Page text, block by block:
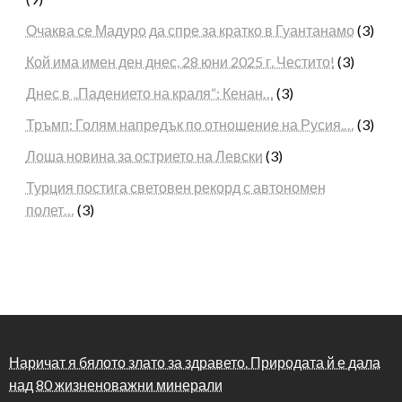
Очаква се Мадуро да спре за кратко в Гуантанамо (3)
Кой има имен ден днес, 28 юни 2025 г. Честито! (3)
Днес в „Падението на краля“: Кенан… (3)
Тръмп: Голям напредък по отношение на Русия.… (3)
Лоша новина за острието на Левски (3)
Турция постига световен рекорд с автономен
полет… (3)
Наричат я бялото злато за здравето. Природата й е дала
над 80 жизненоважни минерали